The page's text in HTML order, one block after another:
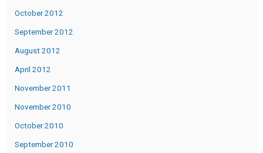
October 2012
September 2012
August 2012
April 2012
November 2011
November 2010
October 2010
September 2010